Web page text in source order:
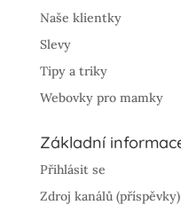
Naše klientky
Slevy
Tipy a triky
Webovky pro mamky
Základní
Přihlásit se
Zdroj kanálů (příspěvky)